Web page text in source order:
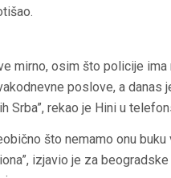
mirno, osim što policije
poslove, a danas
Srba”, rekao je Hini u
što nemamo onu
izjavio je za